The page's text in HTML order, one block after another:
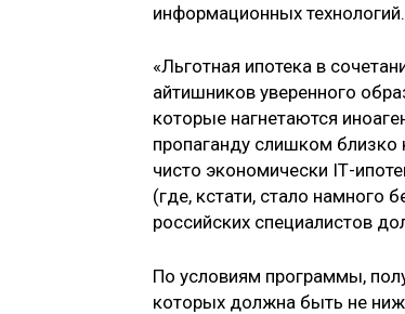
информационных технологий.
«Льготная ипотека в
айтишников уверенного
которые нагнетаются
пропаганду слишком
чисто экономически IТ-
(где, кстати, стало намного
российских специалистов
По условиям программы,
которых должна быть не